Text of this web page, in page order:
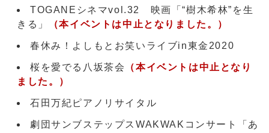
TOGANEシネマvol.32 映画「“樹木希林”を生
きる」
（本イベントは中止となりました。）
春休み！よしもとお笑いライブin東金2020
桜を愛でる八坂茶会
（本イベントは中止となり
ました。）
石田万紀ピアノリサイタル
劇団サンブステップスWAKWAKコンサート「あ